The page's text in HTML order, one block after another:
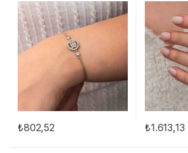
₺802,52 ₺1.613,13